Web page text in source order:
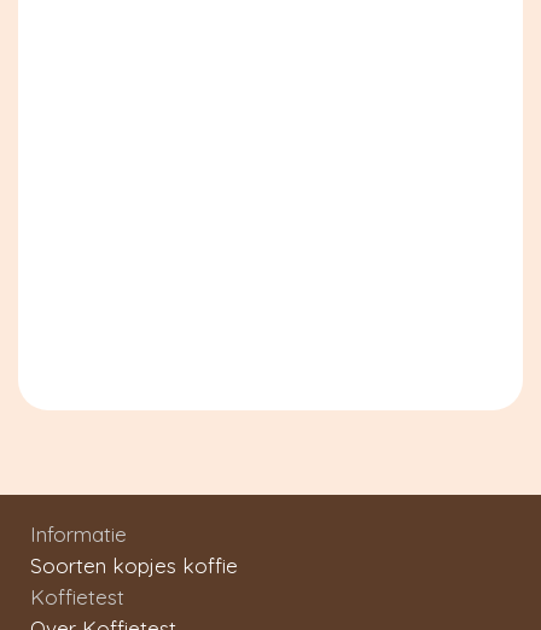
Informatie
Soorten kopjes koffie
Koffietest